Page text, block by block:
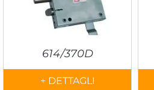
614/370D
+ DETTAGLI